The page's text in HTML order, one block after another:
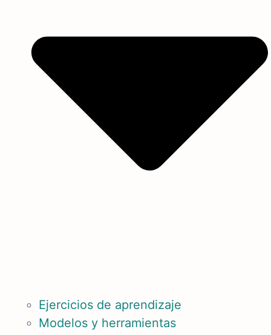
Ejercicios de aprendizaje
Modelos y herramientas